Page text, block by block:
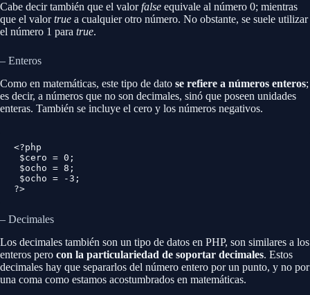
Cabe decir también que el valorfalse equivale al número 0; mientras
que el valortrue a cualquier otro número. No obstante, se suele utilizar
el número 1 para true.
– Enteros
Como en matemáticas, este tipo de dato se refiere a números enteros;
es decir, a números que no son decimales, sinó que poseen unidades
enteras. También se incluye el cero y los números negativos.
<?php
$cero = 0;
$ocho = 8;
$ocho = -3;
?>
– Decimales
Los decimales también son un tipo de datos en PHP, son similares a los
enteros pero con la particulariedad de soportar decimales. Estos
decimales hay que separarlos del número entero por un punto, y no por
una coma como estamos acostumbrados en matemáticas.